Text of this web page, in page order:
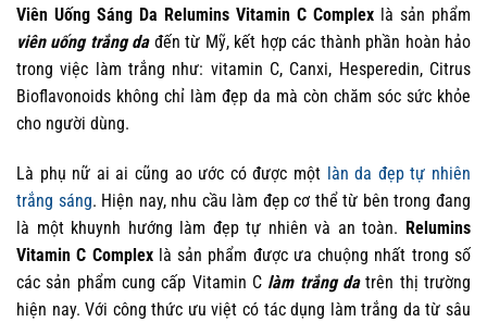
thông tin này để tự chẩn đoán và điều trị bệnh của
mình. Hãy liên hệ các cơ quan y tế ngay lập tức nếu bạn
nghi ngờ mình đang gặp vấn đề về sức khỏe. Các thông
tin và công bố liên quan đến thực phẩm chức năng
giảm cân chưa được thẩm định bởi Cục quản lý Thực
chẩn đoán, điều trị, chữa trị, hay phòng ngừa bệnh tật
cùng các vấn đề sức khỏe khác. Chúng tôi không chịu
trách nhiệm về nhầm lẫn hay sai lệch về sản phẩm.
Viên Uống Sáng Da Relumins Vitamin C Complex là sản phẩm
viên uống trắng dađến từ Mỹ, kết hợp các thành phần hoàn hảo
trong việc làm trắng như: vitamin C, Canxi, Hesperedin, Citrus
Bioflavonoids không chỉ làm đẹp da mà còn chăm sóc sức khỏe
cho người dùng.
Là phụ nữ ai ai cũng ao ước có được một làn da đẹp tự nhiên
trắng sáng. Hiện nay, nhu cầu làm đẹp cơ thể từ bên trong đang
là một khuynh hướng làm đẹp tự nhiên và an toàn. Relumins
Vitamin C Complexlà sản phẩm được ưa chuộng nhất trong số
các sản phẩm cung cấp Vitamin C làm trắng datrên thị trường
hiện nay. Với công thức ưu việt có tác dụng làm trắng da từ sâu